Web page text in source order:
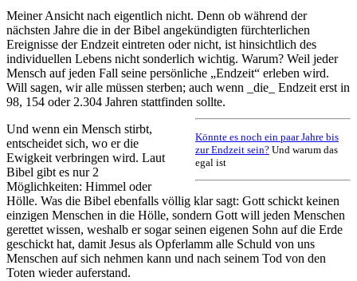
Meiner Ansicht nach eigentlich nicht. Denn ob während der
nächsten Jahre die in der Bibel angekündigten fürchterlichen
Ereignisse der Endzeit eintreten oder nicht, ist hinsichtlich des
individuellen Lebens nicht sonderlich wichtig. Warum? Weil jeder
Mensch auf jeden Fall seine persönliche „Endzeit“ erleben wird.
Will sagen, wir alle müssen sterben; auch wenn _die_ Endzeit erst in
98, 154 oder 2.304 Jahren stattfinden sollte.
Könnte es noch ein paar Jahre bis
zur Endzeit sein? Und warum das
egal ist
Und wenn ein Mensch stirbt,
entscheidet sich, wo er die
Ewigkeit verbringen wird. Laut
Bibel gibt es nur 2
Möglichkeiten: Himmel oder
Hölle. Was die Bibel ebenfalls völlig klar sagt: Gott schickt keinen
einzigen Menschen in die Hölle, sondern Gott will jeden Menschen
gerettet wissen, weshalb er sogar seinen eigenen Sohn auf die Erde
geschickt hat, damit Jesus als Opferlamm alle Schuld von uns
Menschen auf sich nehmen kann und nach seinem Tod von den
Toten wieder auferstand.